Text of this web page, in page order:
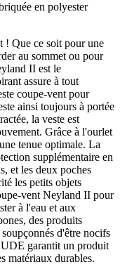
en polyester
! Que ce soit pour une
au sommet ou pour
II est le
assure à tout
coupe-vent pour
ainsi toujours à portée
la veste est
Grâce à l'ourlet
tenue optimale. La
supplémentaire en
et les deux poches
les petits objets
vent Neyland II pour
à l'eau et aux
des produits
d'être nocifs
garantit un produit
matériaux durables.